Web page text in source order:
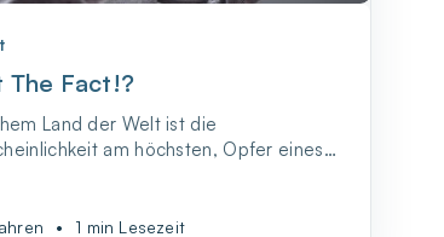
The Fact!?
Land der Welt ist die
am höchsten, Opfer eines
• 1 min Lesezeit